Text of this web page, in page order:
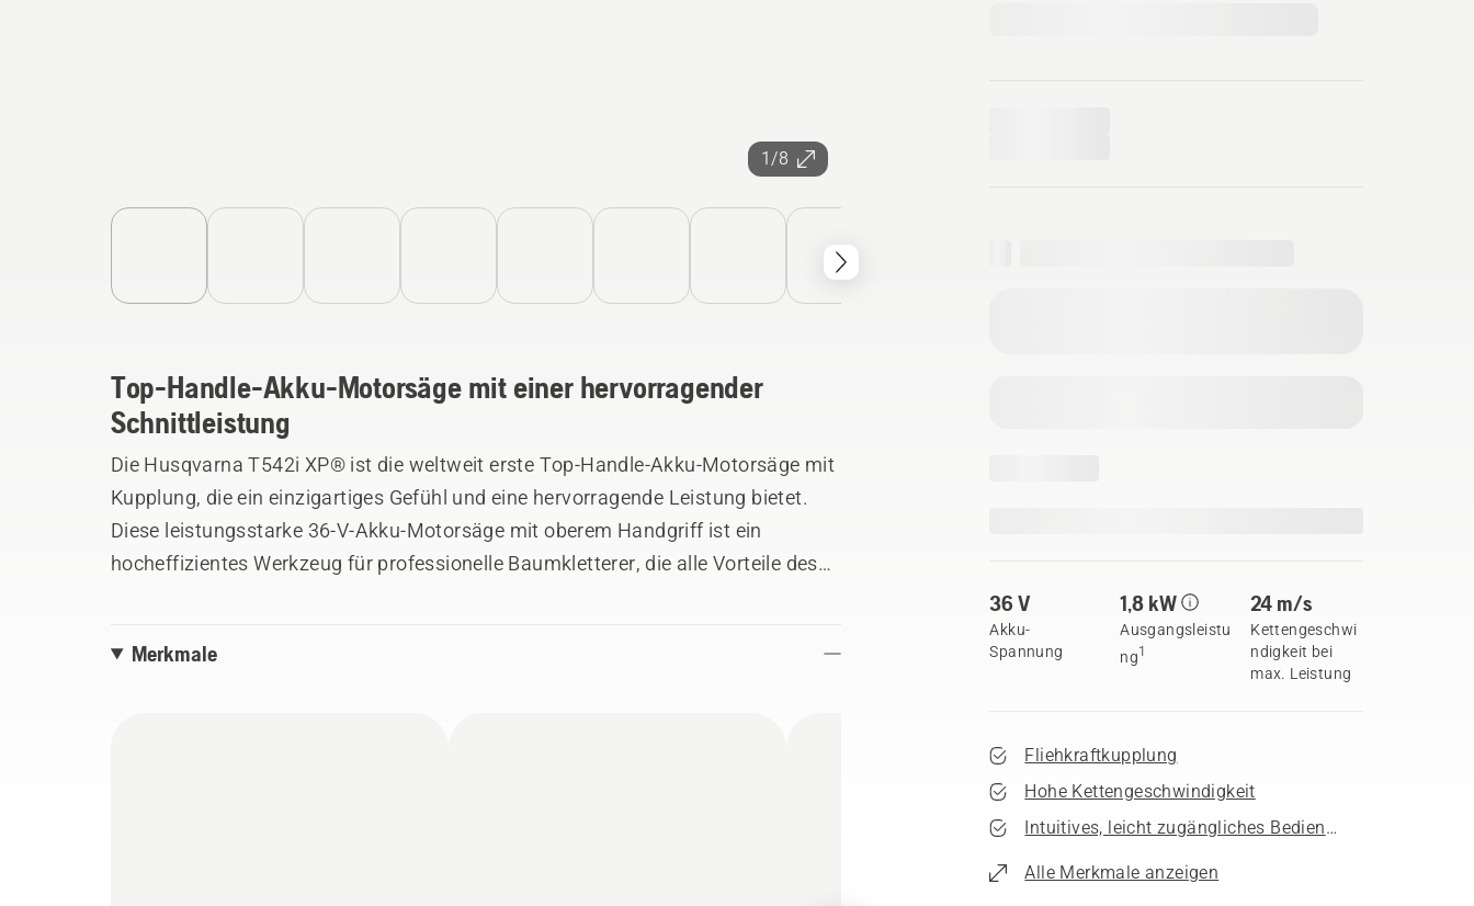
1/8
36 V
Akku-
Spannung
1,8 kW
Ausgangsleistu
ng1
24 m/s
Kettengeschwi
ndigkeit bei
max. Leistung
Fliehkraftkupplung
Hohe Kettengeschwindigkeit
Intuitives, leicht zugängliches Bedienfeld
Alle Merkmale anzeigen
Top-Handle-Akku-Motorsäge mit einer hervorragender
Schnittleistung
Die Husqvarna T542i XP® ist die weltweit erste Top-Handle-Akku-Motorsäge mit
Kupplung, die ein einzigartiges Gefühl und eine hervorragende Leistung bietet.
Diese leistungsstarke 36-V-Akku-Motorsäge mit oberem Handgriff ist ein
hocheffizientes Werkzeug für professionelle Baumkletterer, die alle Vorteile des
Kettengeschwindigkeit, die X-PRECISION-Schiene und die effiziente SP21G-Kette
Merkmale